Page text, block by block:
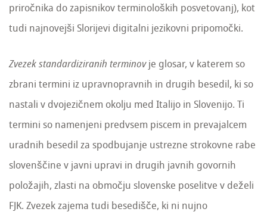
priročnika do zapisnikov terminoloških posvetovanj), kot
tudi najnovejši Slorijevi digitalni jezikovni pripomočki.
Zvezek standardiziranih terminovje glosar, v katerem so
zbrani termini iz upravnopravnih in drugih besedil, ki so
nastali v dvojezičnem okolju med Italijo in Slovenijo. Ti
termini so namenjeni predvsem piscem in prevajalcem
uradnih besedil za spodbujanje ustrezne strokovne rabe
slovenščine v javni upravi in drugih javnih govornih
položajih, zlasti na območju slovenske poselitve v deželi
FJK. Zvezek zajema tudi besedišče, ki ni nujno